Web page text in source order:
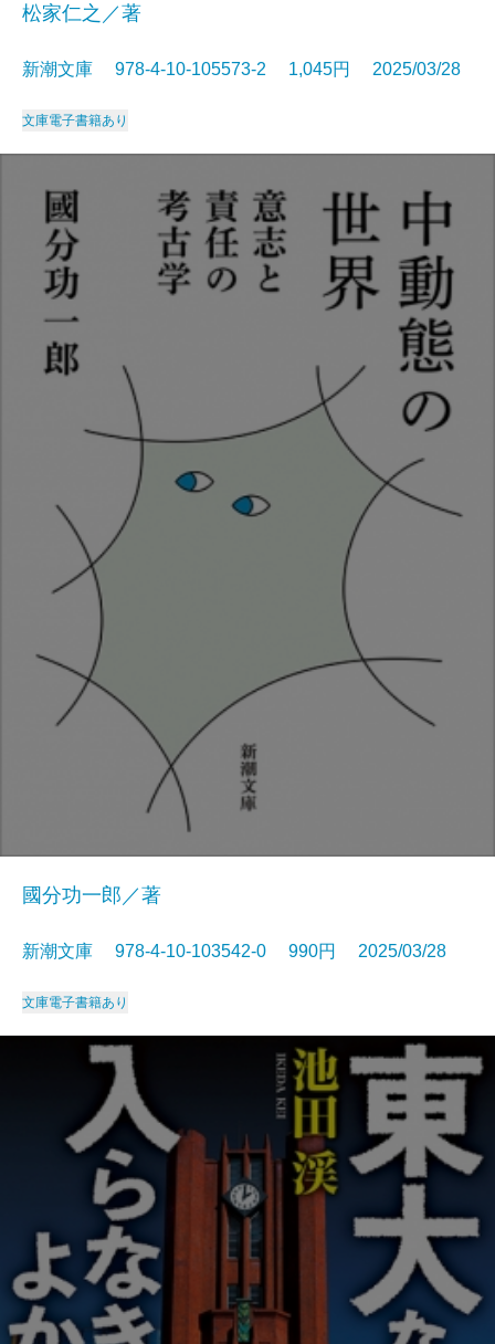
松家仁之／著
新潮文庫 978-4-10-105573-2 1,045円 2025/03/28
文庫電子書籍あり
國分功一郎／著
新潮文庫 978-4-10-103542-0 990円 2025/03/28
文庫電子書籍あり